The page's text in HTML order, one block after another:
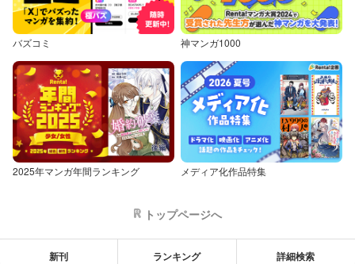
バズコミ 神マンガ1000
2025年マンガ年間ランキング メディア化作品特集
トップページへ
新刊 ランキング 詳細検索